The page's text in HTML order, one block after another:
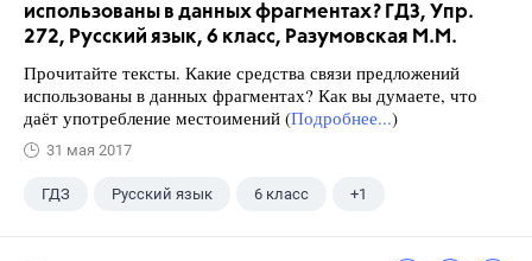
использованы в данных фрагментах? ГДЗ, Упр.
272, Русский язык, 6 класс, Разумовская М.М.
Прочитайте тексты. Какие средства связи предложений
использованы в данных фрагментах? Как вы думаете, что
даёт употребление местоимений (Подробнее...)
31 мая 2017
ГДЗ Русский язык 6 класс +1